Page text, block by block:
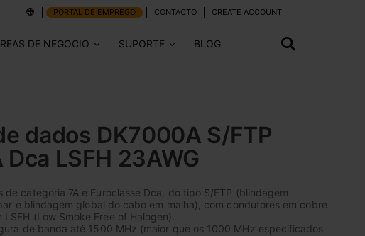
PORTAL DE EMPREGO CONTACTO CREATE ACCOUNT
DE NEGOCIO SUPORTE BLOG
dados DK7000A S/FTP
Dca LSFH 23AWG
de categoria 7A e Euroclasse Dca, do tipo S/FTP (blindagem
e blindagem global do cabo em malha), com condutores em cobre
(Low Smoke Free of Halogen).
de banda até 1500 MHz (maior que os 1000 MHz especificados